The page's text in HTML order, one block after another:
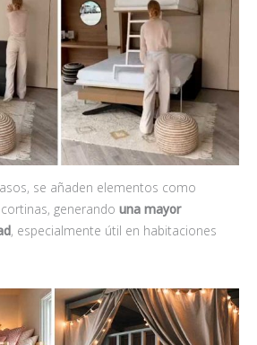
se añaden elementos como
generando una mayor
, especialmente útil en habitaciones